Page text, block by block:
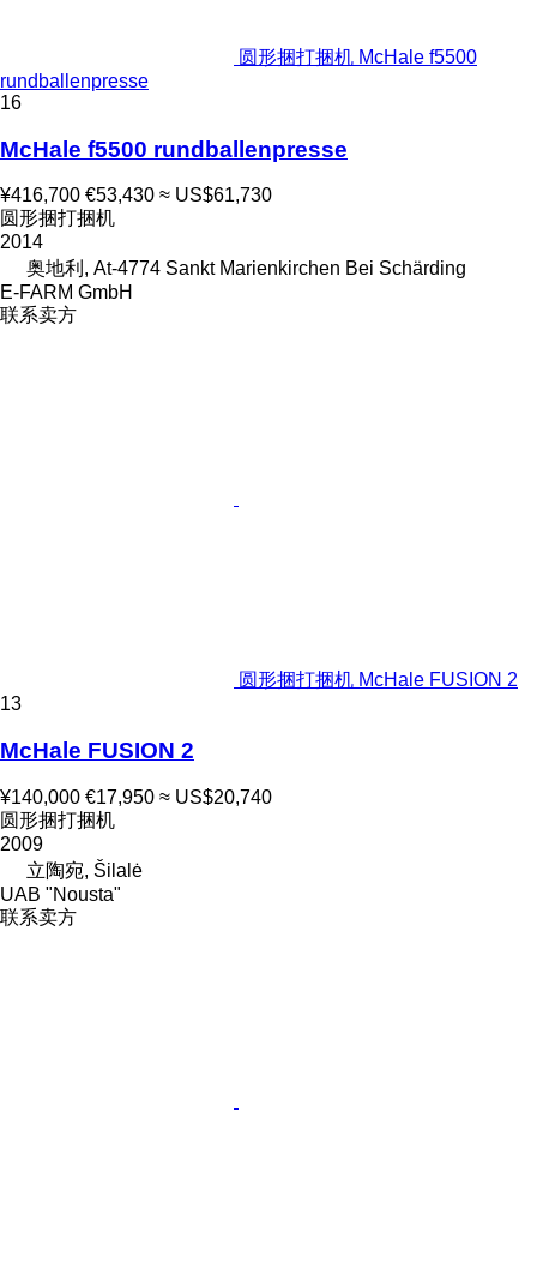
圆形捆打捆机 McHale f5500
rundballenpresse
16
McHale f5500 rundballenpresse
¥416,700 €53,430 ≈ US$61,730
圆形捆打捆机
2014
奥地利, At-4774 Sankt Marienkirchen Bei Schärding
E-FARM GmbH
联系卖方
圆形捆打捆机 McHale FUSION 2
13
McHale FUSION 2
¥140,000 €17,950 ≈ US$20,740
圆形捆打捆机
2009
立陶宛, Šilalė
UAB "Nousta"
联系卖方